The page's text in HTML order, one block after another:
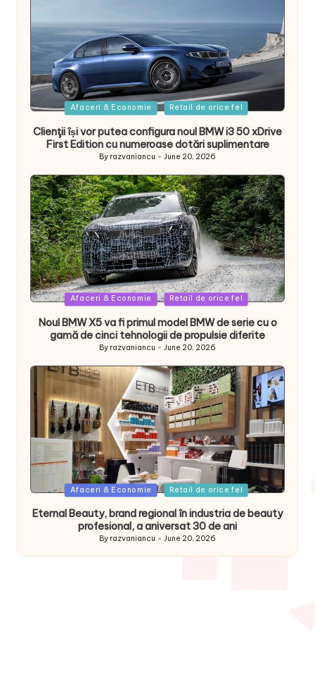
Posted
Afaceri & Economie Retail de orice fel
Clienţii își vor putea configura noul BMW i3 50 xDrive
First Edition cu numeroase dotări suplimentare
Posted
By razvaniancu June 20, 2026
Posted
Afaceri & Economie Retail de orice fel
Noul BMW X5 va fi primul model BMW de serie cu o
gamă de cinci tehnologii de propulsie diferite
Posted
By razvaniancu June 20, 2026
Posted
Afaceri & Economie Retail de orice fel
Eternal Beauty, brand regional în industria de beauty
profesional, a aniversat 30 de ani
Posted
By razvaniancu June 20, 2026